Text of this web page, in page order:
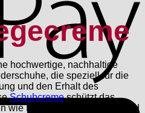
hochwertige, nachhaltige
die speziell für die
und den Erhalt des
Schuhcremeschützt das
wie Feuchtigkeit, Schmutz und